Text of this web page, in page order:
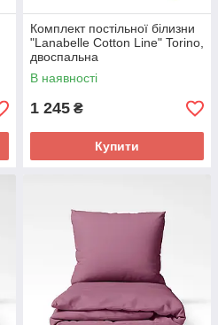
Комплект постільної білизни
"Lanabelle Cotton Line" Torino,
двоспальна
В наявності
1 245 ₴
Купити